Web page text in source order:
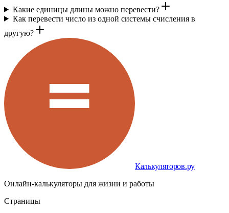
Какие единицы длины можно перевести?
Как перевести число из одной системы счисления в
другую?
Калькуляторов.ру
Онлайн-калькуляторы для жизни и работы
Страницы